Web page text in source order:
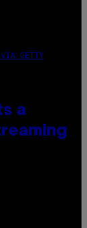
GETTY
a